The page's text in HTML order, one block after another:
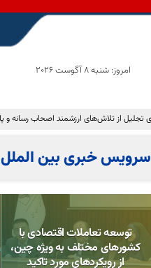
امروز: شنبه 8 آگوست 2026
سرویس خبری بین الملل
توسعه تعاملات اقتصادی با
کشورهای مختلف به ویژه چین،
از رویکردهای مورد تاکید